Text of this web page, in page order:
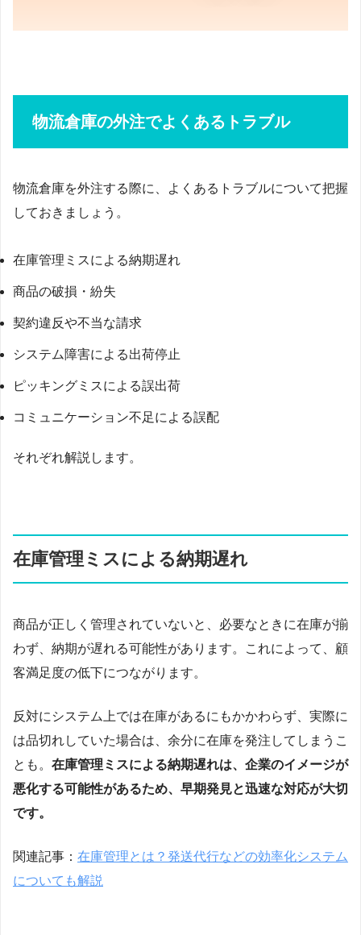
物流倉庫の外注でよくあるトラブル
物流倉庫を外注する際に、よくあるトラブルについて把握
しておきましょう。
在庫管理ミスによる納期遅れ
商品の破損・紛失
契約違反や不当な請求
システム障害による出荷停止
ピッキングミスによる誤出荷
コミュニケーション不足による誤配
それぞれ解説します。
在庫管理ミスによる納期遅れ
商品が正しく管理されていないと、必要なときに在庫が揃
わず、納期が遅れる可能性があります。これによって、顧
客満足度の低下につながります。
反対にシステム上では在庫があるにもかかわらず、実際に
は品切れしていた場合は、余分に在庫を発注してしまうこ
とも。 在庫管理ミスによる納期遅れは、企業のイメージが
悪化する可能性があるため、早期発見と迅速な対応が大切
です。
関連記事： 在庫管理とは？発送代行などの効率化システム
についても解説